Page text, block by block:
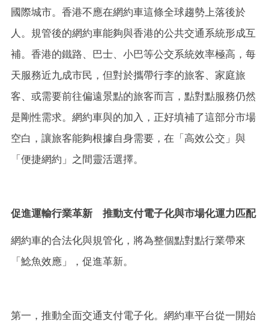
國際城市。香港不應在網約車這條全球趨勢上落後於
人。規管後的網約車能夠與香港的公共交通系統形成互
補。香港的鐵路、巴士、小巴等公交系統效率極高，每
天服務近九成市民，但對於攜帶行李的旅客、家庭旅
客、或需要前往偏遠景點的旅客而言，點對點服務仍然
是剛性需求。網約車與的加入，正好填補了這部分市場
空白，讓旅客能夠根據自身需要，在「高效公交」與
「便捷網約」之間靈活選擇。
促進運輸行業革新 推動支付電子化與市場化運力匹配
網約車的合法化與規管化，將為整個點對點行業帶來
「鯰魚效應」，促進革新。
第一，推動全面交通支付電子化。網約車平台從一開始